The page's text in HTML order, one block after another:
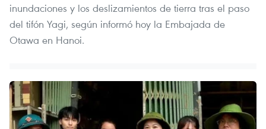
inundaciones y los deslizamientos de tierra tras el paso
del tifón Yagi, según informó hoy la Embajada de
Otawa en Hanoi.